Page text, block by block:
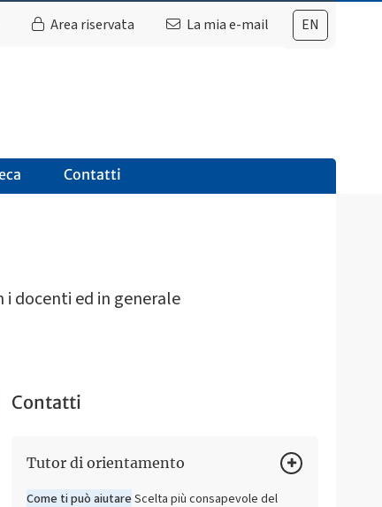
EN
Area riservata La mia e-mail
Contatti
docenti ed in generale
Contatti
Tutor di orientamento
Come ti può aiutareScelta più consapevole del